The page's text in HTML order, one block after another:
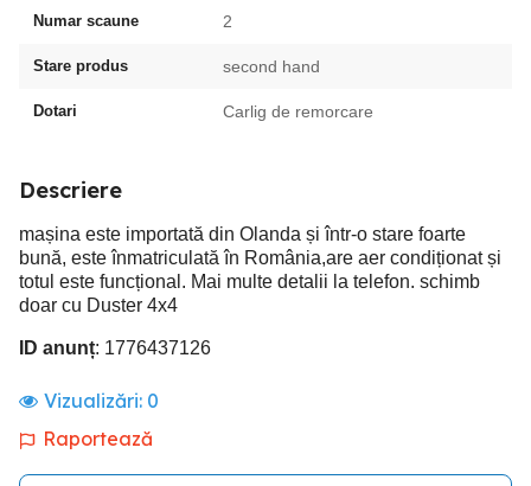
Numar scaune 2
Stare produs second hand
Dotari Carlig de remorcare
Descriere
mașina este importată din Olanda și într-o stare foarte
bună, este înmatriculată în România,are aer condiționat și
totul este funcțional. Mai multe detalii la telefon. schimb
doar cu Duster 4x4
ID anunț: 1776437126
Vizualizări: 0
Raportează